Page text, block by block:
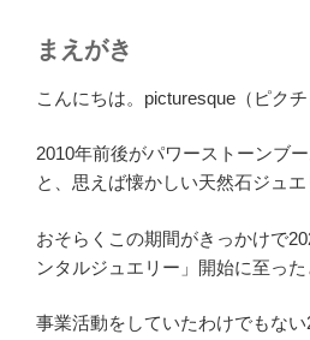
まえがき
こんにちは。picturesque（ピクチ
2010年前後がパワーストーンブ
と、思えば懐かしい天然石ジュエ
おそらくこの期間がきっかけで
ンタルジュエリー」開始に至った
事業活動をしていたわけでもな